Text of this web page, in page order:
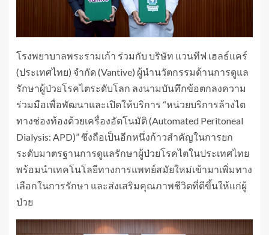
โรงพยาบาลพระรามเก้า ร่วมกับ บริษัท แวนทีฟ เฮลธ์แคร์
(ประเทศไทย) จำกัด (Vantive) ผู้นำนวัตกรรมด้านการดูแล
รักษาผู้ป่วยโรคไตระดับโลก ลงนามบันทึกข้อตกลงความ
ร่วมมือเพื่อพัฒนาและเปิดให้บริการ “หน่วยบริการล้างไต
ทางช่องท้องด้วยเครื่องอัตโนมัติ (Automated Peritoneal
Dialysis: APD)” ซึ่งถือเป็นอีกหนึ่งก้าวสำคัญในการยก
ระดับมาตรฐานการดูแลรักษาผู้ป่วยโรคไตในประเทศไทย
พร้อมนำเทคโนโลยีทางการแพทย์สมัยใหม่เข้ามาเพิ่มทาง
เลือกในการรักษา และส่งเสริมคุณภาพชีวิตที่ดีขึ้นให้แก่ผู้
ป่วย